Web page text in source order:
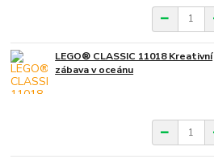
LEGO® CLASSIC 11018 Kreativní
zábava v oceánu